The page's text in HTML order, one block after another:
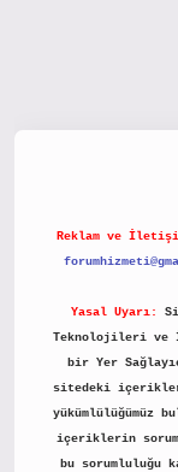
Reklam ve
Yasal Uyarı:
Teknolojileri ve
bir Yer
sitedeki
yükümlülüğümüz
içeriklerin
bu